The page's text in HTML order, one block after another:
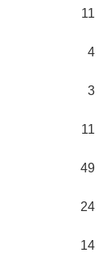
11
4
3
11
49
24
14